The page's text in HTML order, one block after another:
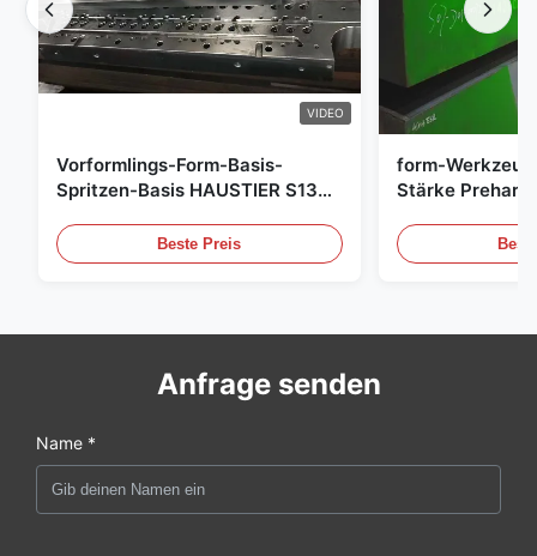
VIDEO
Vorformlings-Form-Basis-
Spritzen-Basis HAUSTIER S136
Beste Preis
form-
Stärke
Anfrage senden
Name *